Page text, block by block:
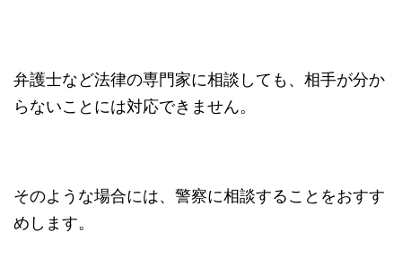
弁護士など法律の専門家に相談しても、相手が分か
らないことには対応できません。
そのような場合には、警察に相談することをおすす
めします。